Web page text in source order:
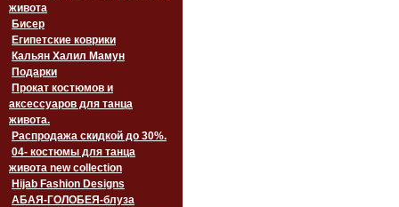
живота
Бисер
Египетские коврики
Кальян Халил Мамун
Подарки
Прокат костюмов и
аксессуаров для танца
живота.
Распродажа скидкой до 30%.
04- костюмы для танца
живота new collection
Hijab Fashion Designs
АБАЯ-ГОЛОБЕЯ-блуза